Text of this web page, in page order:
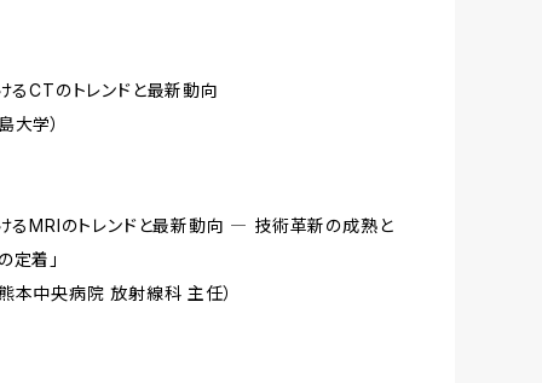
CTのトレンドと最新動向
学）
るMRIのトレンドと最新動向 ― 技術革新の成熟と
定着」
本中央病院 放射線科 主任）